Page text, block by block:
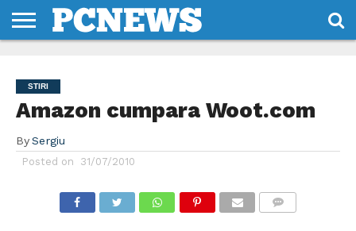
NOI
SI
CONDITII
STIRI
Amazon cumpara Woot.com
By Sergiu
Posted on 31/07/2010